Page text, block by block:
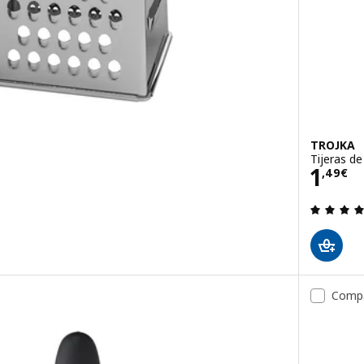
de 5 estrellas. Total opiniones:
TROJKA
Tijeras
1,49€